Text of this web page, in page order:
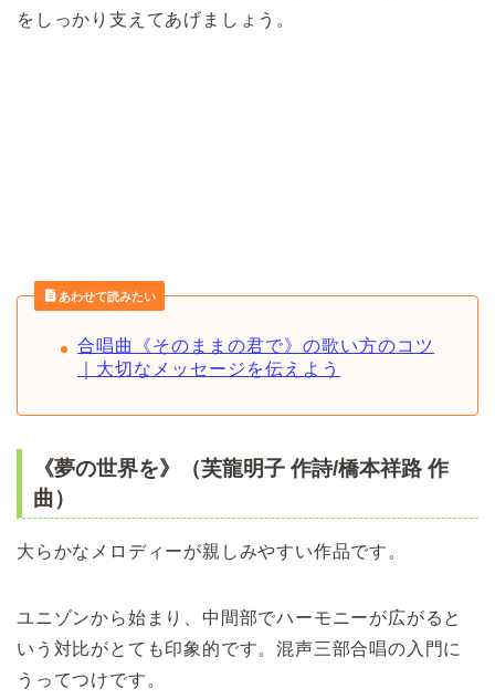
をしっかり支えてあげましょう。
あわせて読みたい
合唱曲《そのままの君で》の歌い方のコツ
｜大切なメッセージを伝えよう
《夢の世界を》（芙龍明子 作詩/橋本祥路 作
曲）
大らかなメロディーが親しみやすい作品です。
ユニゾンから始まり、中間部でハーモニーが広がると
いう対比がとても印象的です。混声三部合唱の入門に
うってつけです。